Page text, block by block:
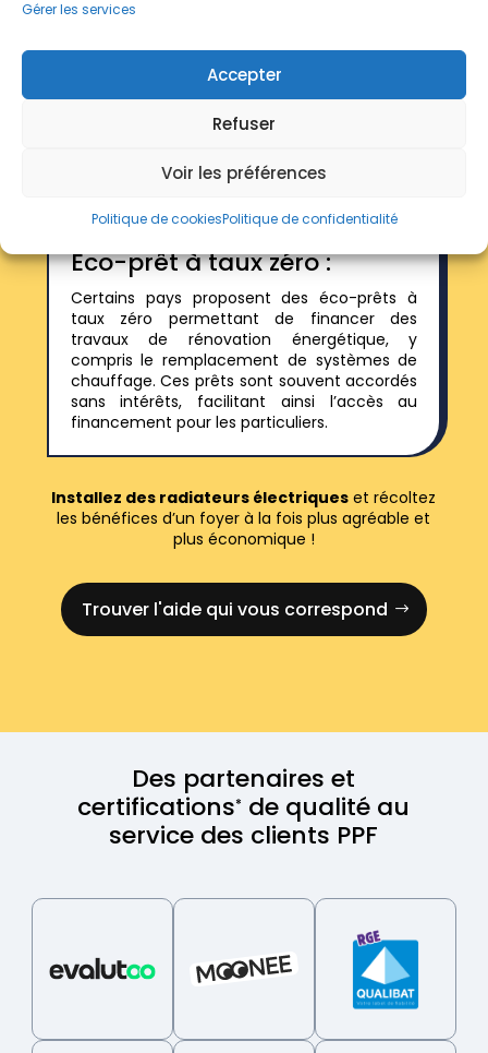
Gérer les services
Accepter
Refuser
Voir les préférences
Politique de cookiesPolitique de confidentialité
MaPrimeRénov’ :
En France, MaPrimeRénov’ est une aide
financière destinée aux propriétaires
énergétique. Cette prime peut être utilisée
pour des équipements économes en
performants.
Éco-prêt à taux zéro :
Certains pays proposent des éco-prêts à
taux zéro permettant de financer des
travaux de rénovation énergétique, y
compris le remplacement de systèmes de
chauffage. Ces prêts sont souvent accordés
sans intérêts, facilitant ainsi l’accès au
financement pour les particuliers.
Installez des radiateurs électriques et récoltez
les bénéfices d’un foyer à la fois plus agréable et
plus économique !
Trouver l'aide qui vous correspond
Des partenaires et
certifications* de qualité au
service des clients PPF